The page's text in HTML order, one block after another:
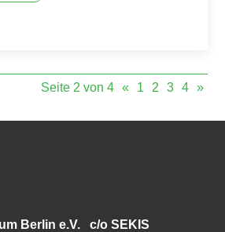
Seite 2 von 4 « 1 2 3 4 »
Berlin e.V. c/o SEKIS